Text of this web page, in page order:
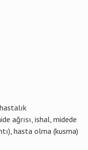
ağrısı, ishal, midede
hasta olma (kusma)